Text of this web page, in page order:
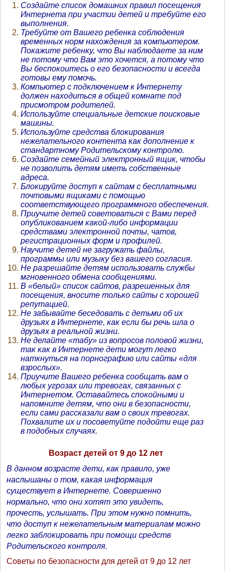
Создайте список домашних правил посещения
Интернета при участии детей и требуйте его
выполнения.
Требуйте от Вашего ребенка соблюдения
временных норм нахождения за компьютером.
Покажите ребенку, что Вы наблюдаете за ним
не потому что Вам это хочется, а потому что
Вы беспокоитесь о его безопасности и всегда
готовы ему помочь.
Компьютер с подключением к Интернету
должен находиться в общей комнате под
присмотром родителей.
Используйте специальные детские поисковые
машины.
Используйте средства блокирования
нежелательного контента как дополнение к
стандартному Родительскому контролю.
Создайте семейный электронный ящик, чтобы
не позволить детям иметь собственные
адреса.
Блокируйте доступ к сайтам с бесплатными
почтовыми ящиками с помощью
соответствующего программного обеспечения.
Приучите детей советоваться с Вами перед
опубликованием какой-либо информации
средствами электронной почты, чатов,
регистрационных форм и профилей.
Научите детей не загружать файлы,
программы или музыку без вашего согласия.
Не разрешайте детям использовать службы
мгновенного обмена сообщениями.
В «белый» список сайтов, разрешенных для
посещения, вносите только сайты с хорошей
репутацией.
Не забывайте беседовать с детьми об их
друзьях в Интернете, как если бы речь шла о
друзьях в реальной жизни.
Не делайте «табу» из вопросов половой жизни,
так как в Интернете дети могут легко
наткнуться на порнографию или сайты «для
взрослых».
Приучите Вашего ребенка сообщать вам о
любых угрозах или тревогах, связанных с
Интернетом. Оставайтесь спокойными и
напомните детям, что они в безопасности,
если сами рассказали вам о своих тревогах.
Похвалите их и посоветуйте подойти еще раз
в подобных случаях.
Возраст детей от 9 до 12 лет
В данном возрасте дети, как правило, уже
наслышаны о том, какая информация
существует в Интернете. Совершенно
нормально, что они хотят это увидеть,
прочесть, услышать. При этом нужно помнить,
что доступ к нежелательным материалам можно
легко заблокировать при помощи средств
Родительского контроля.
Советы по безопасности для детей от 9 до 12 лет